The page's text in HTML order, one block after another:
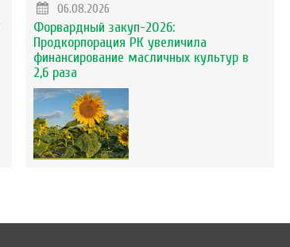
06.08.2026
Форвардный закуп-2026:
Продкорпорация РК увеличила
финансирование масличных культур в
2,6 раза